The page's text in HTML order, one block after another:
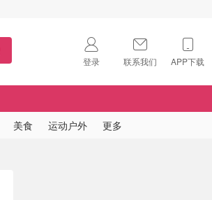
登录 联系我们 APP下载
🇺🇸
美食 运动户外 更多